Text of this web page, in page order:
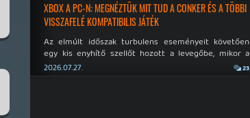
XBOX A PC-N: MEGNÉZTÜK MIT TUD A CONKER ÉS A TÖBBI
VISSZAFELÉ KOMPATIBILIS JÁTÉK
Az elmúlt időszak turbulens eseményeit követően
egy kis enyhítő szellőt hozott a levegőbe, mikor a
Microsoft bejelentette, hogy PC-re is kiterjesztik az
Xbox Original visszafelé kompatibilitást. Lássuk,
2026.07.27. 23